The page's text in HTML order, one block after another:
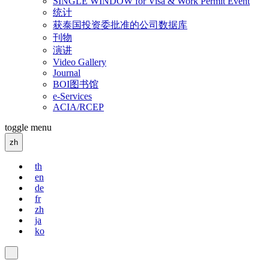
统计
获泰国投资委批准的公司数据库
刊物
演讲
Video Gallery
Journal
BOI图书馆
e-Services
ACIA/RCEP
toggle menu
zh
th
en
de
fr
zh
ja
ko